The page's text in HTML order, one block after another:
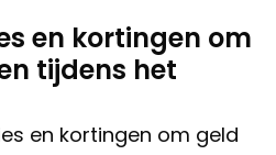
en kortingen om
tijdens het
en kortingen om geld